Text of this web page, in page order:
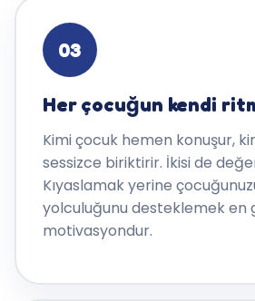
03
Her çocuğun kendi
Kimi çocuk hemen konuşur,
sessizce biriktirir. İkisi de
Kıyaslamak yerine
yolculuğunu desteklemek en
motivasyondur.